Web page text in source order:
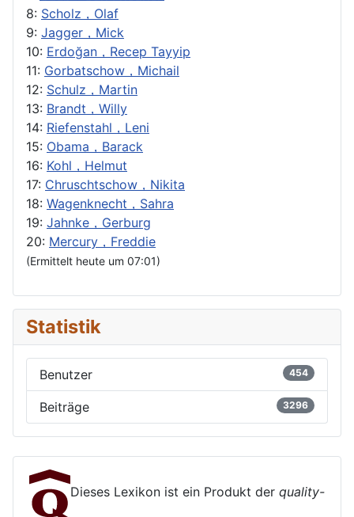
8: Scholz，Olaf
9: Jagger，Mick
10: Erdoğan，Recep Tayyip
11: Gorbatschow，Michail
12: Schulz，Martin
13: Brandt，Willy
14: Riefenstahl，Leni
15: Obama，Barack
16: Kohl，Helmut
17: Chruschtschow，Nikita
18: Wagenknecht，Sahra
19: Jahnke，Gerburg
20: Mercury，Freddie
(Ermittelt heute um 07:01)
Statistik
Benutzer 454
Beiträge 3296
Dieses Lexikon ist ein Produkt der quality-